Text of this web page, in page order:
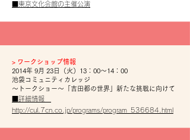
■東京文化会館の主催公演
​> ワークショップ情報
2014年 9月 23日（火）13：00～14：00
池袋コミュニティカレッジ
～トークショー～「吉田都の世界」新たな挑戦に向けて
■詳細情報
http://cul.7cn.co.jp/programs/program_536684.html